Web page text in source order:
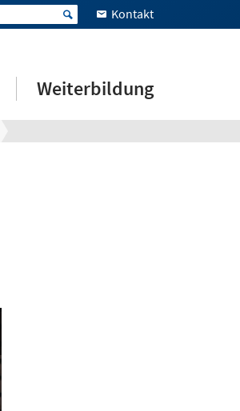
Kontakt
Weiterbildung